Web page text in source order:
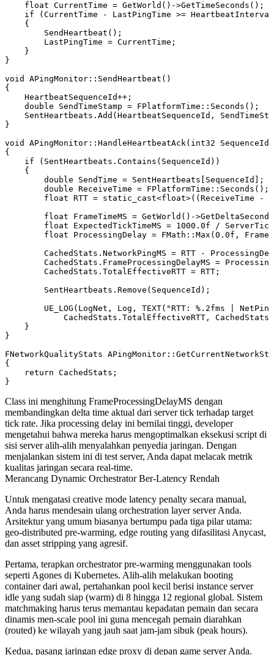
    float CurrentTime = GetWorld()->GetTimeSeconds();
if (CurrentTime - LastPingTime >=
    {
        SendHeartbeat();
        LastPingTime = CurrentTime;
    }
}
void APingMonitor::SendHeartbeat()
{
    HeartbeatSequenceId++;
    double SendTimeStamp = FPlatformTime::Seconds();
SentHeartbeats.Add(HeartbeatSequenceId,
}
void APingMonitor::HandleHeartbeatAck(int32 SequenceId)
{
    if (SentHeartbeats.Contains(SequenceId))
    {
        double SendTime = SentHeartbeats[SequenceId];
        double ReceiveTime = FPlatformTime::Seconds();
float RTT = static_cast<float>((ReceiveTime -
float FrameTimeMS = GetWorld()-
float ExpectedTickTimeMS = 1000.0f /
float ProcessingDelay = FMath::Max(0.0f,
CachedStats.NetworkPingMS = RTT -
CachedStats.FrameProcessingDelayMS =
        CachedStats.TotalEffectiveRTT = RTT;
        SentHeartbeats.Remove(SequenceId);
UE_LOG(LogNet, Log, TEXT("RTT: %.2fms |
CachedStats.TotalEffectiveRTT,
    }
}
FNetworkQualityStats
{
    return CachedStats;
Class ini menghitung FrameProcessingDelayMS dengan
membandingkan delta time aktual dari server tick terhadap target
tick rate. Jika processing delay ini bernilai tinggi, developer
mengetahui bahwa mereka harus mengoptimalkan eksekusi script di
sisi server alih-alih menyalahkan penyedia jaringan. Dengan
menjalankan sistem ini di test server, Anda dapat melacak metrik
kualitas jaringan secara real-time.
Merancang Dynamic Orchestrator Ber-Latency Rendah
Untuk mengatasi creative mode latency penalty secara manual,
Anda harus mendesain ulang orchestration layer server Anda.
Arsitektur yang umum biasanya bertumpu pada tiga pilar utama:
geo-distributed pre-warming, edge routing yang difasilitasi Anycast,
dan asset stripping yang agresif.
Pertama, terapkan orchestrator pre-warming menggunakan tools
seperti Agones di Kubernetes. Alih-alih melakukan booting
container dari awal, pertahankan pool kecil berisi instance server
idle yang sudah siap (warm) di 8 hingga 12 regional global. Sistem
matchmaking harus terus memantau kepadatan pemain dan secara
dinamis men-scale pool ini guna mencegah pemain diarahkan
(routed) ke wilayah yang jauh saat jam-jam sibuk (peak hours).
Kedua, pasang jaringan edge proxy di depan game server Anda.